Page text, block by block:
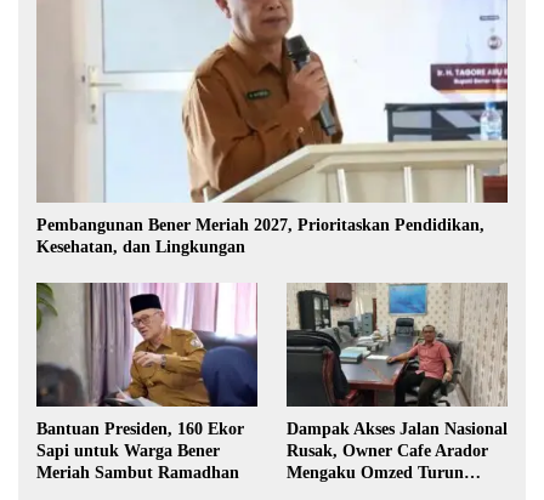
Pembangunan Bener Meriah 2027, Prioritaskan Pendidikan,
Kesehatan, dan Lingkungan
Bantuan Presiden, 160 Ekor
Sapi untuk Warga Bener
Meriah Sambut Ramadhan
Dampak Akses Jalan Nasional
Rusak, Owner Cafe Arador
Mengaku Omzed Turun